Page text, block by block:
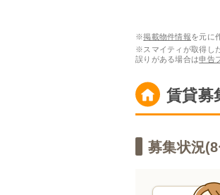
※掲載物件情報を元に
※スマイティが取得し
誤りがある場合は申告
賃貸募
募集状況(8